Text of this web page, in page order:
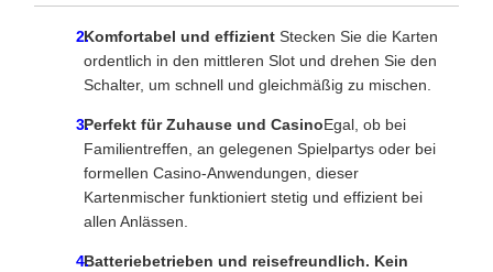
Komfortabel und effizient Stecken Sie die Karten
ordentlich in den mittleren Slot und drehen Sie den
Schalter, um schnell und gleichmäßig zu mischen.
Perfekt für Zuhause und CasinoEgal, ob bei
Familientreffen, an gelegenen Spielpartys oder bei
formellen Casino-Anwendungen, dieser
Kartenmischer funktioniert stetig und effizient bei
allen Anlässen.
Batteriebetrieben und reisefreundlich. Kein